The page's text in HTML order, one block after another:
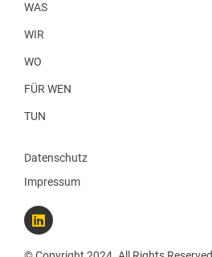
WAS
WIR
WO
FÜR WEN
TUN
Datenschutz
Impressum
L
i